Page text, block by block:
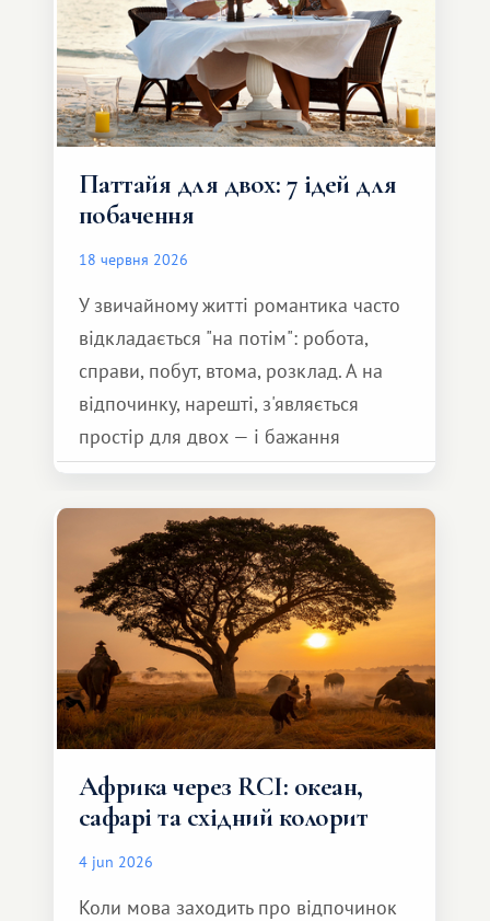
Паттайя для двох: 7 ідей для
побачення
18 червня 2026
У звичайному житті романтика часто
відкладається "на потім": робота,
справи, побут, втома, розклад. А на
відпочинку, нарешті, з'являється
простір для двох — і бажання
зробити для близької людини щось
особливе. Не обов'язково масштабне,
але тепле і незабутнє :)
Африка через RCI: океан,
сафарі та східний колорит
4 jun 2026
Коли мова заходить про відпочинок